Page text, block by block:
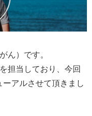
ん）です。
担当しており、今回
アルさせて頂きまし